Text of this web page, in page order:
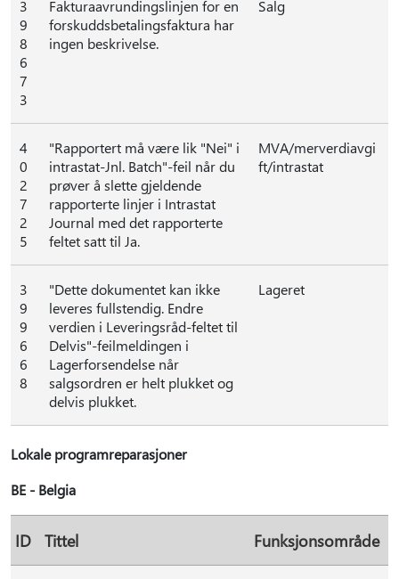
3
9
8
6
7
3
Fakturaavrundingslinjen for en
forskuddsbetalingsfaktura har
ingen beskrivelse.
Salg
4
0
2
7
2
5
"Rapportert må være lik "Nei" i
intrastat-Jnl. Batch"-feil når du
prøver å slette gjeldende
rapporterte linjer i Intrastat
Journal med det rapporterte
feltet satt til Ja.
MVA/merverdiavgi
ft/intrastat
3
9
9
6
6
8
"Dette dokumentet kan ikke
leveres fullstendig. Endre
verdien i Leveringsråd-feltet til
Delvis"-feilmeldingen i
Lagerforsendelse når
salgsordren er helt plukket og
delvis plukket.
Lageret
Lokale programreparasjoner
BE - Belgia
ID Tittel Funksjonsområde